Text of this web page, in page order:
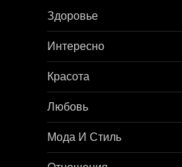
ц
и
я
п
о
Здоровье
Интересно
Красота
Любовь
Мода И Стиль